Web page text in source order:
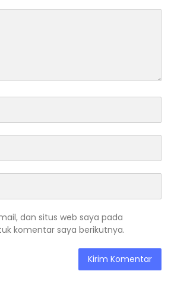
dan situs web saya pada
komentar saya berikutnya.